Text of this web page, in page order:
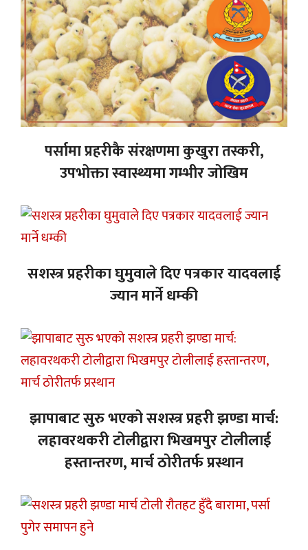
पर्सामा प्रहरीकै संरक्षणमा कुखुरा तस्करी,
उपभोक्ता स्वास्थ्यमा गम्भीर जोखिम
सशस्त्र प्रहरीका घुमुवाले दिए पत्रकार यादवलाई
ज्यान मार्ने धम्की
झापाबाट सुरु भएको सशस्त्र प्रहरी झण्डा मार्च:
लहावरथकरी टोलीद्वारा भिखमपुर टोलीलाई
हस्तान्तरण, मार्च ठोरीतर्फ प्रस्थान